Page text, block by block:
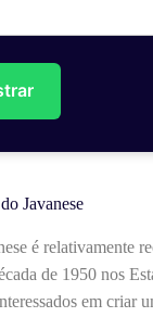
Javanese
é relativamente
de 1950 nos
em criar